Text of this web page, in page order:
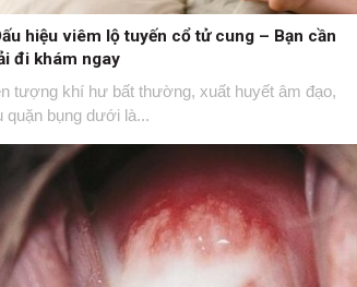
hiệu viêm lộ tuyến cổ tử cung – Bạn cần
đi khám ngay
tượng khí hư bất thường, xuất huyết âm đạo,
quặn bụng dưới là...